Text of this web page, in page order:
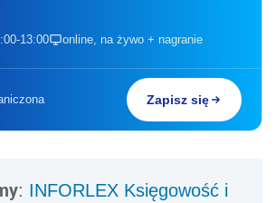
13:00 online, na żywo + nagranie
Zapisz się
: INFORLEX Księgowość i